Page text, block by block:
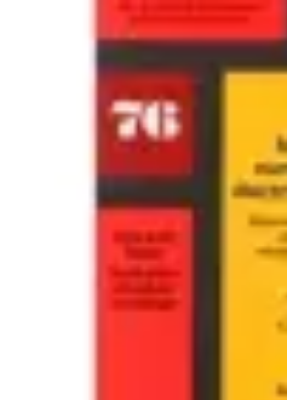
Infirmiers à Domicile
Pratiques et erreursChoix de
Communication et
Infirmiers à Domicile